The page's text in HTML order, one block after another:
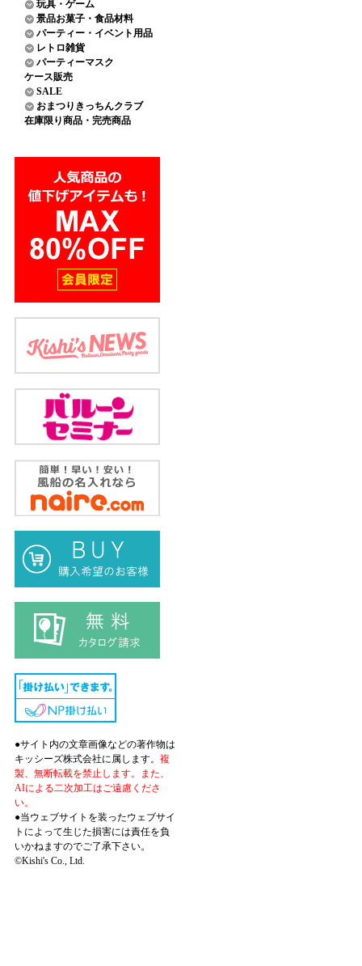
玩具・ゲーム
景品お菓子・食品材料
パーティー・イベント用品
レトロ雑貨
パーティーマスク
ケース販売
SALE
おまつりきっちんクラブ
在庫限り商品・完売商品
●サイト内の文章画像などの著作物は
キッシーズ株式会社に属します。 複
製、無断転載を禁止します。また、
AIによる二次加工はご遠慮くださ
い。
●当ウェブサイトを装ったウェブサイ
トによって生じた損害には責任を負
いかねますのでご了承下さい。
©Kishi's Co., Ltd.